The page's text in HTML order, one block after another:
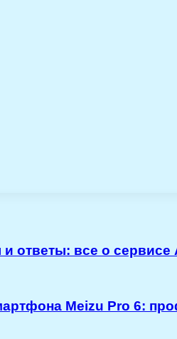
ответы: все о сервисе
Meizu Pro 6: